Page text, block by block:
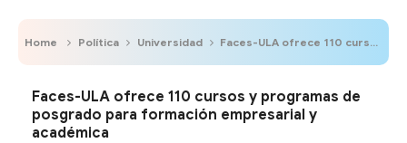
Home Política Universidad Faces-ULA ofrece 110 cursos y programas de posgrado para formación empresarial y académica
Faces-ULA ofrece 110 cursos y programas de
posgrado para formación empresarial y
académica